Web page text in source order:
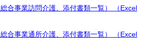
合事業訪問介護、添付書類一覧） （Excel
合事業通所介護、添付書類一覧） （Excel